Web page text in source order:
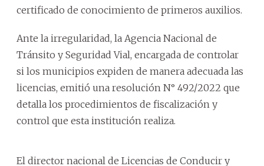
certificado de conocimiento de primeros auxilios.
Ante la irregularidad, la Agencia Nacional de
Tránsito y Seguridad Vial, encargada de controlar
si los municipios expiden de manera adecuada las
licencias, emitió una resolución N° 492/2022 que
detalla los procedimientos de fiscalización y
control que esta institución realiza.
El director nacional de Licencias de Conducir y